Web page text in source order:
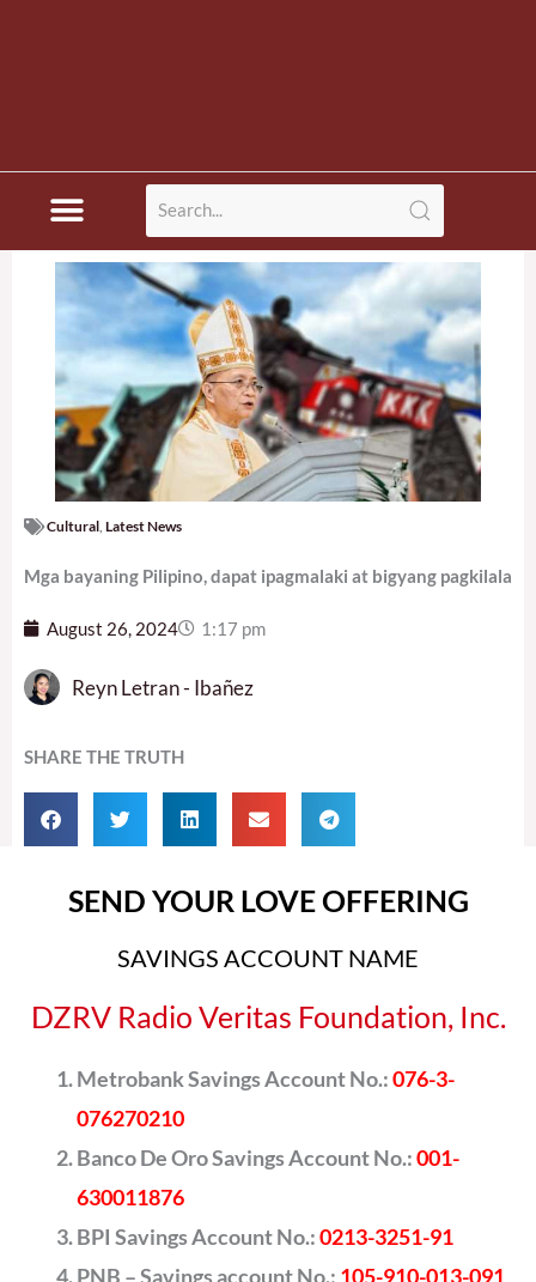
Cultural Latest News
Mga bayaning Pilipino, dapat ipagmalaki at bigyang pagkilala
August 26, 2024 1:17 pm
Reyn Letran - Ibañez
SHARE THE TRUTH
SEND YOUR LOVE OFFERING
SAVINGS ACCOUNT NAME
DZRV Radio Veritas Foundation, Inc.
Metrobank Savings Account No.:076-3-
076270210
Banco De Oro Savings Account No.:001-
630011876
BPI Savings Account No.:0213-3251-91
PNB – Savings account No.: 105-910-013-091